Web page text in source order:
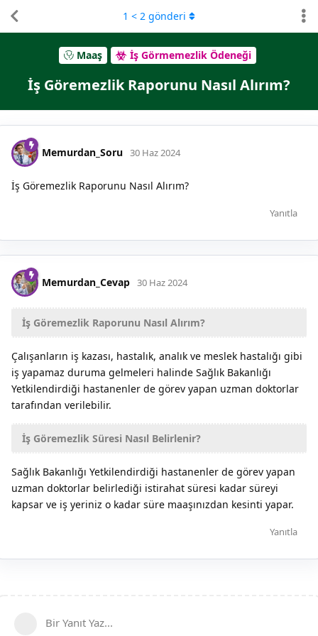
Maaş İş Görmemezlik Ödeneği
İş Göremezlik Raporunu Nasıl Alırım?
1 < 2 gönderi
Memurdan_Soru 30 Haz 2024
İş Göremezlik Raporunu Nasıl Alırım?
Yanıtla
Memurdan_Cevap 30 Haz 2024
İş Göremezlik Raporunu Nasıl Alırım?
Çalışanların iş kazası, hastalık, analık ve meslek hastalığı gibi
iş yapamaz duruma gelmeleri halinde Sağlık Bakanlığı
Yetkilendirdiği hastanenler de görev yapan uzman doktorlar
tarafından verilebilir.
İş Göremezlik Süresi Nasıl Belirlenir?
Sağlık Bakanlığı Yetkilendirdiği hastanenler de görev yapan
uzman doktorlar belirlediği istirahat süresi kadar süreyi
kapsar ve iş yeriniz o kadar süre maaşınızdan kesinti yapar.
Yanıtla
Bir Yanıt Yaz...